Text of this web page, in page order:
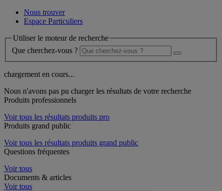
Nous trouver
Espace Particuliers
Utiliser le moteur de recherche
Que cherchez-vous ?
chargement en cours...
Nous n'avons pas pu charger les résultats de votre recherche
Produits professionnels
Voir tous les résultats produits pro
Produits grand public
Voir tous les résultats produits grand public
Questions fréquentes
Voir tous
Documents & articles
Voir tous